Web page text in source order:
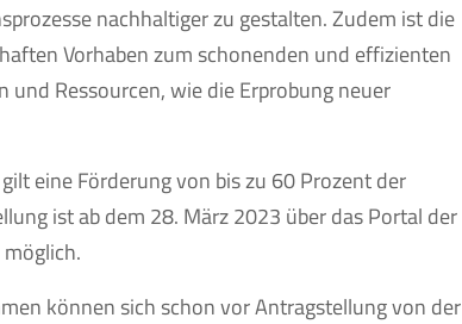
nachhaltiger zu gestalten. Zudem ist die
Vorhaben zum schonenden und effizienten
und Ressourcen, wie die Erprobung neuer
eine Förderung von bis zu 60 Prozent der
ist ab dem 28. März 2023 über das Portal der
können sich schon vor Antragstellung von der